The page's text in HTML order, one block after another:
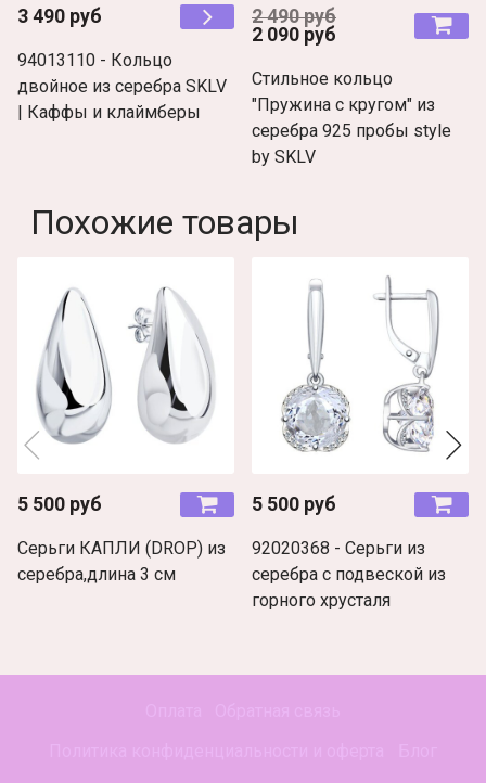
3 490 руб
94013110 - Кольцо
двойное из серебра SKLV
| Каффы и клаймберы
2 490 руб
2 090 руб
Стильное кольцо
"Пружина с кругом" из
серебра 925 пробы style
by SKLV
Похожие товары
5 500 руб
Серьги КАПЛИ (DROP) из
серебра,длина 3 см
5 500 руб
92020368 - Серьги из
серебра с подвеской из
горного хрусталя